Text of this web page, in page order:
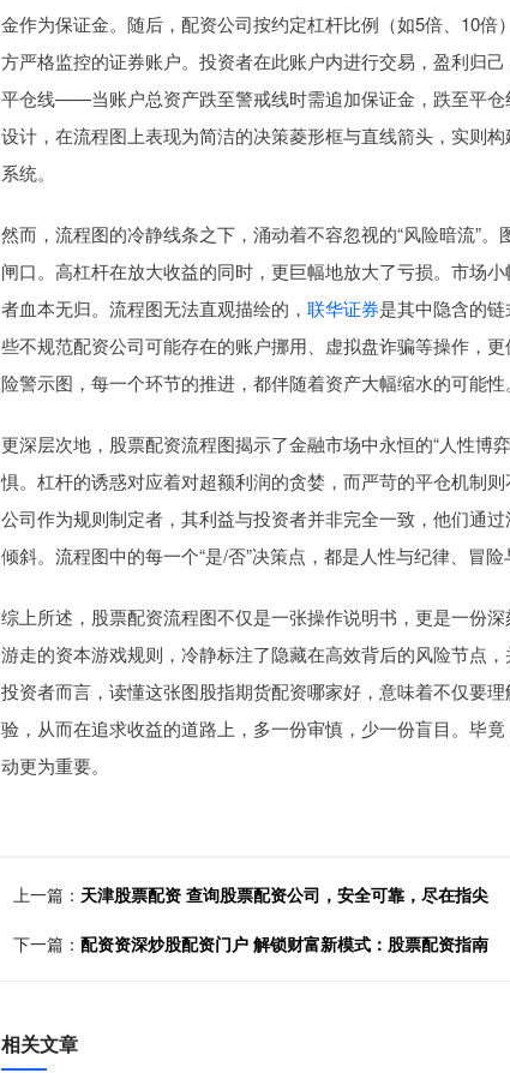
金作为保证金。随后，配资公司按约定杠杆比例（如5倍、10
方严格监控的证券账户。投资者在此账户内进行交易，盈利归
平仓线——当账户总资产跌至警戒线时需追加保证金，跌至平
设计，在流程图上表现为简洁的决策菱形框与直线箭头，实则
系统。
然而，流程图的冷静线条之下，涌动着不容忽视的“风险暗流”
闸口。高杠杆在放大收益的同时，更巨幅地放大了亏损。市场
者血本无归。流程图无法直观描绘的， 联华证券是其中隐含的
些不规范配资公司可能存在的账户挪用、虚拟盘诈骗等操作，
险警示图，每一个环节的推进，都伴随着资产大幅缩水的可能性。
更深层次地，股票配资流程图揭示了金融市场中永恒的“人性博
惧。杠杆的诱惑对应着对超额利润的贪婪，而严苛的平仓机制
公司作为规则制定者，其利益与投资者并非完全一致，他们通
倾斜。流程图中的每一个“是/否”决策点，都是人性与纪律、冒险
综上所述，股票配资流程图不仅是一张操作说明书，更是一份
游走的资本游戏规则，冷静标注了隐藏在高效背后的风险节点
投资者而言，读懂这张图股指期货配资哪家好，意味着不仅要
验，从而在追求收益的道路上，多一份审慎，少一份盲目。毕
动更为重要。
上一篇： 天津股票配资 查询股票配资公司，安全可靠，尽在指尖
下一篇： 配资资深炒股配资门户 解锁财富新模式：股票配资指南
相关文章